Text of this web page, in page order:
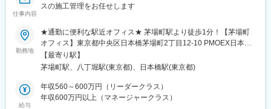
仕事内容
スの施工管理をお任せします
勤務地
★通勤に便利な駅近オフィス★ 茅場町駅より徒歩1分！【茅場町
オフィス】東京都中央区日本橋茅場町2丁目12-10 PMOEX日本橋
茅場町9F◎転勤なし◎受動喫煙対策：オフィス内禁煙
【最寄り駅】
茅場町駅、八丁堀駅(東京都)、日本橋駅(東京都)
給与
年収560～600万円（リーダークラス）
年収600万円以上（マネージャークラス）